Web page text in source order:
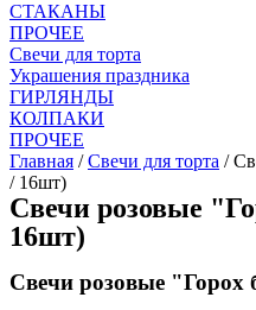
СТАКАНЫ
ПРОЧЕЕ
Свечи для торта
Украшения праздника
ГИРЛЯНДЫ
КОЛПАКИ
ПРОЧЕЕ
Главная /Свечи для торта /
/ 16шт)
Свечи розовые
16шт)
Свечи розовые